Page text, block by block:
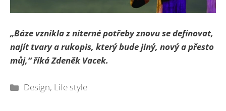
„Báze vznikla z niterné potřeby znovu se definovat,
najít tvary a rukopis, který bude jiný, nový a přesto
můj,“ říká Zdeněk Vacek.
Rubriky
Design, Life style